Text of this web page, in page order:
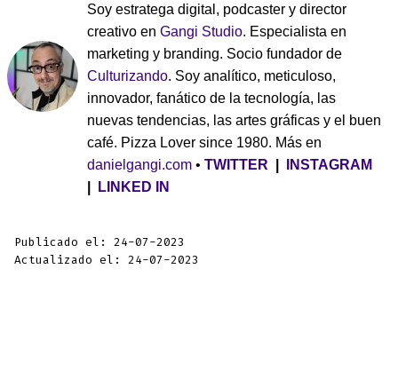
Soy estratega digital, podcaster y director
creativo en Gangi Studio. Especialista en
marketing y branding. Socio fundador de
Culturizando. Soy analítico, meticuloso,
innovador, fanático de la tecnología, las
nuevas tendencias, las artes gráficas y el buen
café. Pizza Lover since 1980. Más en
danielgangi.com • TWITTER
INSTAGRAM
LINKED IN
Publicado el: 24-07-2023
Actualizado el: 24-07-2023